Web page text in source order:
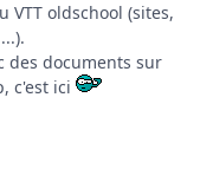
VTT oldschool (sites,
des documents sur
c'est ici